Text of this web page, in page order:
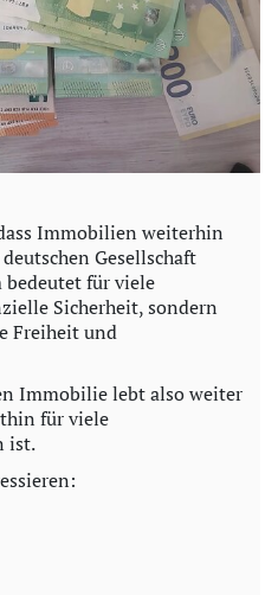
Immobilien weiterhin
Gesellschaft
bedeutet für viele
Sicherheit, sondern
Freiheit und
Immobilie lebt also weiter
für viele
ist.